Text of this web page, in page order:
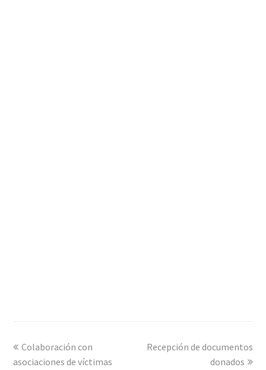
previous
post:
Colaboración con
asociaciones de víctimas
next
Recepción de documentos
donados